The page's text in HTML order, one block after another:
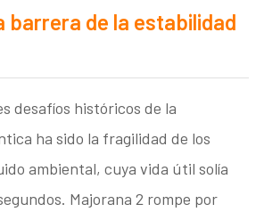
barrera de la estabilidad
desafíos históricos de la
ha sido la fragilidad de los
ambiental, cuya vida útil solía
Majorana 2 rompe por